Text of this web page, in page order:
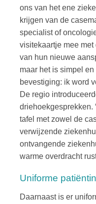
ons van het ene
krijgen van de
specialist of
visitekaartje mee
van hun nieuwe
maar het is simpel
bevestiging: ik word
De regio
driehoekgesprekken.
tafel met zowel de
verwijzende
ontvangende
warme overdracht
Uniforme
Daarnaast is er